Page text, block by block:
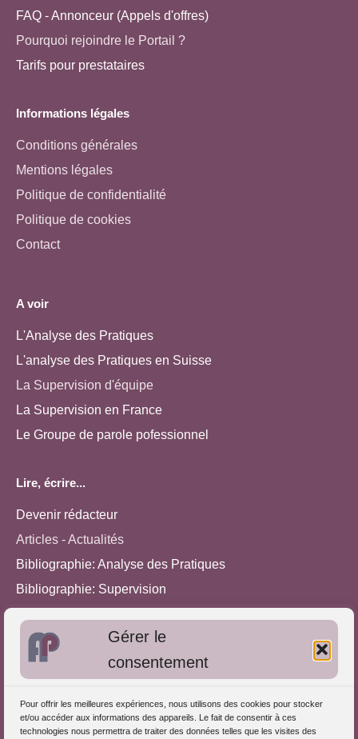
Gérer le
consentement
Pour offrir les meilleures expériences, nous utilisons des cookies pour stocker
et/ou accéder aux informations des appareils. Le fait de consentir à ces
technologies nous permettra de traiter des données telles que les visites des
FAQ - Annonceur (Appels d'offres)
Pourquoi rejoindre le Portail ?
Tarifs pour prestataires
Informations légales
Conditions générales
Mentions légales
Politique de confidentialité
Politique de cookies
Contact
A voir
L'Analyse des Pratiques
L'analyse des Pratiques en Suisse
La Supervision d'équipe
La Supervision en France
Le Groupe de parole pofessionnel
Lire, écrire...
Devenir rédacteur
Articles - Actualités
Bibliographie: Analyse des Pratiques
Bibliographie: Supervision
Approches de l'Analyse des pratiques
S'inscrire dans l'Annuaire